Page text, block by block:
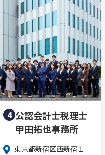
4 公認会計士税理士
甲田拓也事務所
東京都新宿区西新宿１